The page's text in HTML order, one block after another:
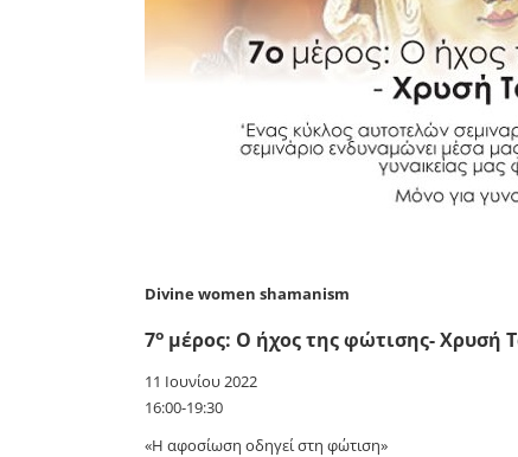
Divine women shamanism
7ο μέρος: Ο ήχος της φώτισης- Χρυσή
11 Ιουνίου 2022
16:00-19:30
«Η αφοσίωση οδηγεί στη φώτιση»